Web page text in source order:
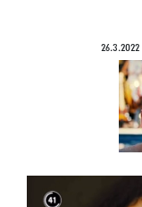
26.3.2022